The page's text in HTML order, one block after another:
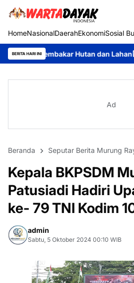
HomeNasionalDaerahEkonomiSosial
BERITA HARI INI
Hutan dan Lahan Respons
Ad
Beranda Seputar Berita Murung
Kepala BKPSDM
Patusiadi Hadiri
ke- 79 TNI Kodim
admin
Sabtu, 5 Oktober 2024 00:10 WIB